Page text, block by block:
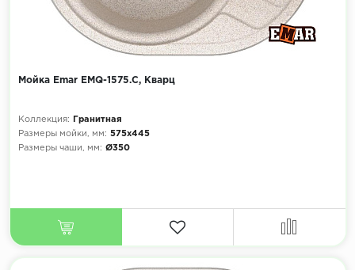
Мойка Emar EMQ-1575.C, Кварц
Коллекция:
Гранитная
Размеры мойки, мм: 575х445
Размеры чаши, мм: Ø350